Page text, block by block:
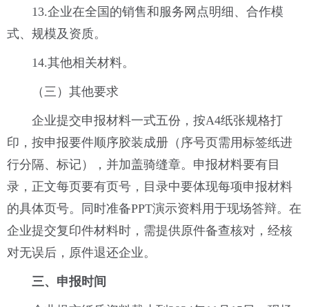
13.企业在全国的销售和服务网点明细、合作模
式、规模及资质。
14.其他相关材料。
（三）其他要求
企业提交申报材料一式五份，按A4纸张规格打
印，按申报要件顺序胶装成册（序号页需用标签纸进
行分隔、标记），并加盖骑缝章。申报材料要有目
录，正文每页要有页号，目录中要体现每项申报材料
的具体页号。同时准备PPT演示资料用于现场答辩。在
企业提交复印件材料时，需提供原件备查核对，经核
对无误后，原件退还企业。
三、申报时间